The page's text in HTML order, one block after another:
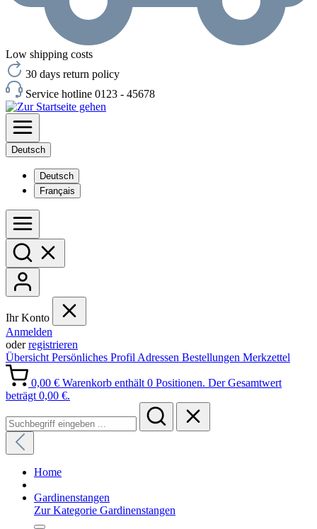
Low shipping costs
30 days return policy
Service hotline 0123 - 45678
Deutsch
Deutsch
Français
Ihr Konto
Anmelden
oderregistrieren
Übersicht Persönliches Profil Adressen Bestellungen Merkzettel
0,00 € Warenkorb enthält 0 Positionen. Der Gesamtwert
beträgt 0,00 €.
Home
Gardinenstangen
Zur Kategorie Gardinenstangen